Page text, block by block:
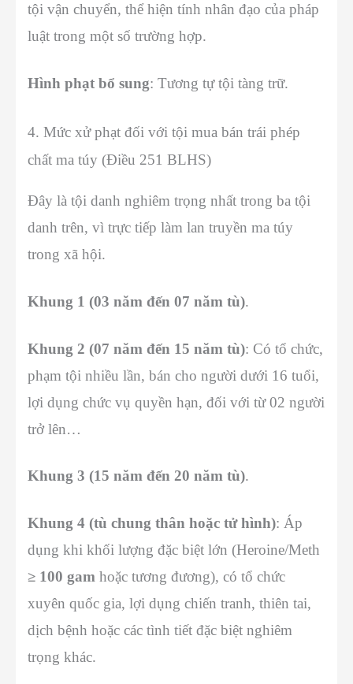
tội vận chuyển, thể hiện tính nhân đạo của pháp
luật trong một số trường hợp.
Hình phạt bổ sung: Tương tự tội tàng trữ.
4. Mức xử phạt đối với tội mua bán trái phép
chất ma túy (Điều 251 BLHS)
Đây là tội danh nghiêm trọng nhất trong ba tội
danh trên, vì trực tiếp làm lan truyền ma túy
trong xã hội.
Khung 1 (03 năm đến 07 năm tù).
Khung 2 (07 năm đến 15 năm tù): Có tổ chức,
phạm tội nhiều lần, bán cho người dưới 16 tuổi,
lợi dụng chức vụ quyền hạn, đối với từ 02 người
trở lên…
Khung 3 (15 năm đến 20 năm tù).
Khung 4 (tù chung thân hoặc tử hình): Áp
dụng khi khối lượng đặc biệt lớn (Heroine/Meth
≥ 100 gam hoặc tương đương), có tổ chức
xuyên quốc gia, lợi dụng chiến tranh, thiên tai,
dịch bệnh hoặc các tình tiết đặc biệt nghiêm
trọng khác.